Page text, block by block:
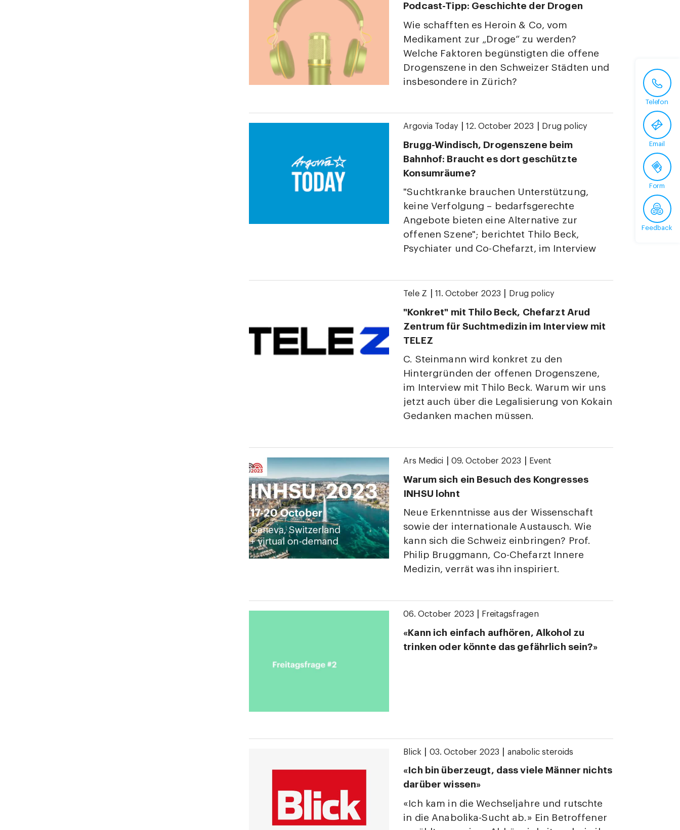
Podcast-Tipp: Geschichte der Drogen
Wie schafften es Heroin & Co, vom
Medikament zur „Droge“ zu werden?
Welche Faktoren begünstigten die offene
Drogenszene in den Schweizer Städten und
insbesondere in Zürich?
Argovia Today 12. October 2023 Drug policy
Brugg-Windisch, Drogenszene beim
Bahnhof: Braucht es dort geschützte
Konsumräume?
"Suchtkranke brauchen Unterstützung,
keine Verfolgung – bedarfsgerechte
Angebote bieten eine Alternative zur
offenen Szene"; berichtet Thilo Beck,
Psychiater und Co-Chefarzt, im Interview
Tele Z 11. October 2023 Drug policy
"Konkret" mit Thilo Beck, Chefarzt Arud
Zentrum für Suchtmedizin im Interview mit
TELEZ
C. Steinmann wird konkret zu den
Hintergründen der offenen Drogenszene,
im Interview mit Thilo Beck. Warum wir uns
jetzt auch über die Legalisierung von Kokain
Gedanken machen müssen.
Ars Medici 09. October 2023 Event
Warum sich ein Besuch des Kongresses
INHSU lohnt
Neue Erkenntnisse aus der Wissenschaft
sowie der internationale Austausch. Wie
kann sich die Schweiz einbringen? Prof.
Philip Bruggmann, Co-Chefarzt Innere
Medizin, verrät was ihn inspiriert.
06. October 2023 Freitagsfragen
«Kann ich einfach aufhören, Alkohol zu
trinken oder könnte das gefährlich sein?»
Blick 03. October 2023 anabolic steroids
«Ich bin überzeugt, dass viele Männer nichts
darüber wissen»
«Ich kam in die Wechseljahre und rutschte
in die Anabolika-Sucht ab.» Ein Betroffener
Telefon
Email
Form
Feedback